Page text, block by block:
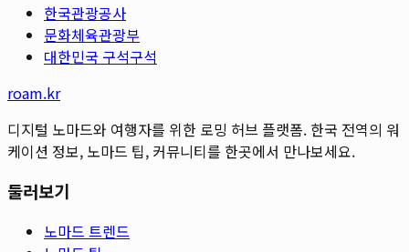
한국관광공사
문화체육관광부
대한민국 구석구석
roam.kr
디지털 노마드와 여행자를 위한 로밍 허브 플랫폼. 한국 전역의 워
케이션 정보, 노마드 팁, 커뮤니티를 한곳에서 만나보세요.
둘러보기
노마드 트렌드